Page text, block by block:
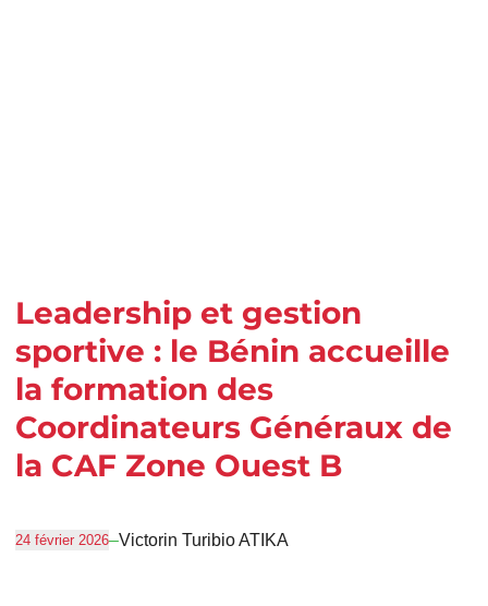
Leadership et gestion
sportive : le Bénin accueille
la formation des
Coordinateurs Généraux de
la CAF Zone Ouest B
24 février 2026–Victorin Turibio ATIKA